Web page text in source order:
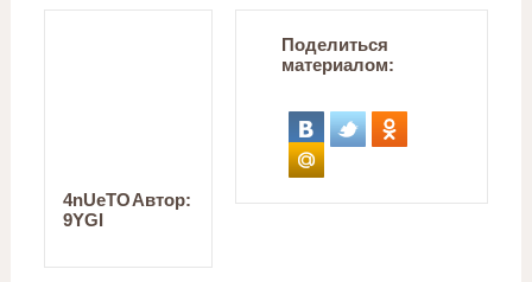
Автор:
4nUeTO
9YGI
Поделиться
материалом: